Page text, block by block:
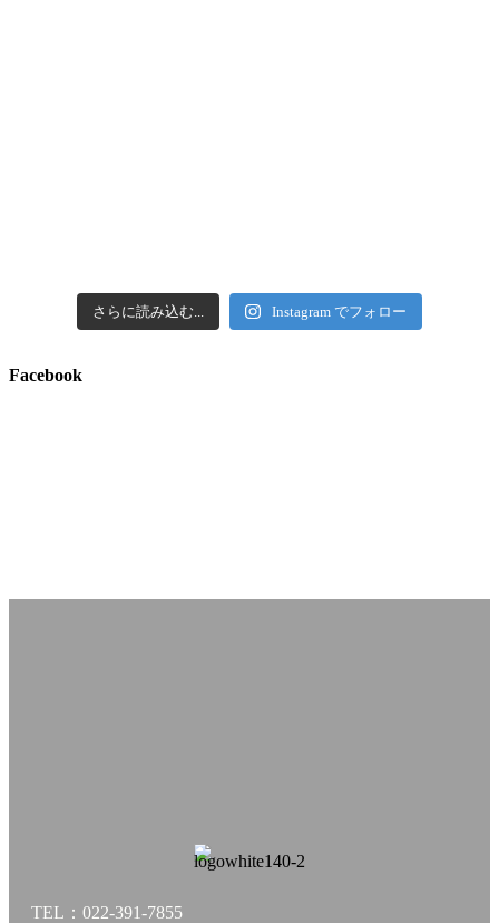
さらに読み込む... Instagram でフォロー
Facebook
TEL：022-391-7855